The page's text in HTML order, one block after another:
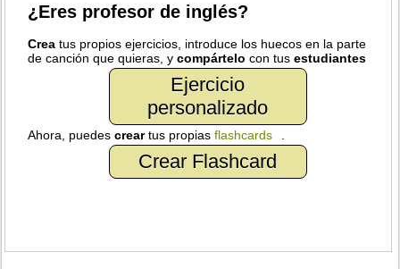
¿Eres profesor de inglés?
Crea tus propios ejercicios, introduce los huecos en la parte
de canción que quieras, ycompártelo con tusestudiantes
Ejercicio
personalizado
Ahora, puedescreartus propiasflashcards
Crear Flashcard